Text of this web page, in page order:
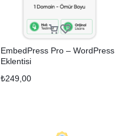
EmbedPress Pro – WordPress
Eklentisi
₺249,00